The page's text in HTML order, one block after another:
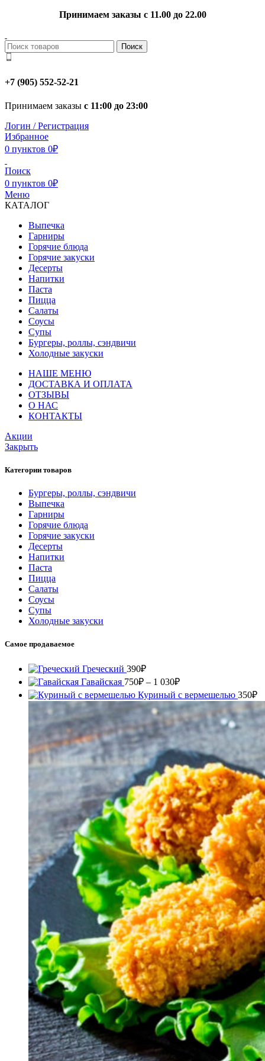
Принимаем заказы с 11.00 до 22.00
Поиск
+7 (905) 552-52-21
Принимаем заказы с 11:00 до 23:00
Логин / Регистрация
Избранное
0 пунктов 0₽
Поиск
0 пунктов 0₽
Меню
КАТАЛОГ
Выпечка
Гарниры
Горячие блюда
Горячие закуски
Десерты
Напитки
Паста
Пицца
Салаты
Соусы
Супы
Бургеры, роллы, сэндвичи
Холодные закуски
НАШЕ МЕНЮ
ДОСТАВКА И ОПЛАТА
ОТЗЫВЫ
О НАС
КОНТАКТЫ
Акции
Закрыть
Категории товаров
Бургеры, роллы, сэндвичи
Выпечка
Гарниры
Горячие блюда
Горячие закуски
Десерты
Напитки
Паста
Пицца
Салаты
Соусы
Супы
Холодные закуски
Самое продаваемое
Греческий 390₽
Гавайская 750₽ – 1 030₽Диапазон
750₽
–
1
Куриный с вермешелью 350₽